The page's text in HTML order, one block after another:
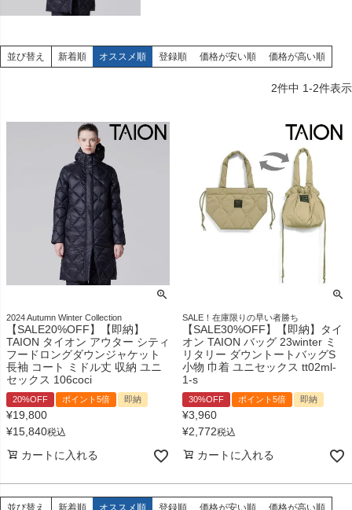
並び替え 新着順 オススメ順 登録順 価格が安い順 価格が高い順
2件中 1-2件表示
2024 Autumn Winter Collection
【SALE20%OFF】【即納】
TAION タイオン アウター シティ
フードロングダウンジャケット
長袖 コート ミドル丈 収納 ユニ
セックス 106coci
20%OFF ポイント5倍 即納
¥19,800
¥15,840税込
カートに入れる
SALE！在庫限りの早い者勝ち
【SALE30%OFF】【即納】タイ
オン TAION バッグ 23winter ミ
リタリー ダウントートバッグS
小物 巾着 ユニセックス tt02ml-
1-s
30%OFF ポイント5倍 即納
¥3,960
¥2,772税込
カートに入れる